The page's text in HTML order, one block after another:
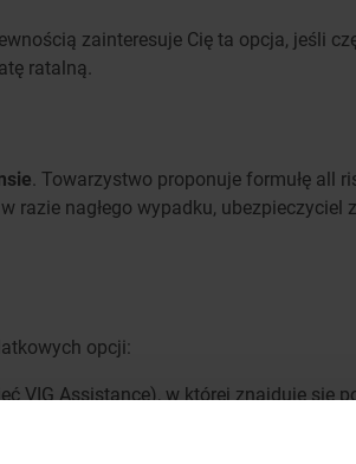
zainteresuje Cię ta opcja, jeśli
ratalną.
. Towarzystwo proponuje formułę all
razie nagłego wypadku,
opcji:
VIG Assistance), w której znajduje się